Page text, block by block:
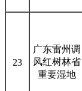
23
广东雷州调
风红树林省
重要湿地